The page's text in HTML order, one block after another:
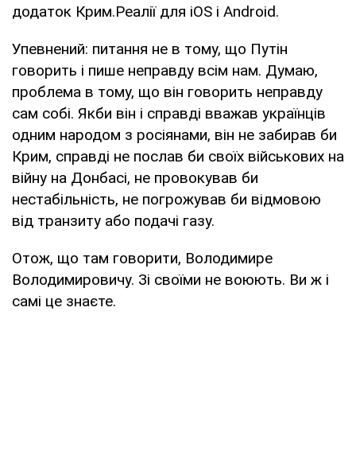
додаток Крим.Реалії для iOS і Android.
Упевнений: питання не в тому, що Путін
говорить і пише неправду всім нам. Думаю,
проблема в тому, що він говорить неправду
сам собі. Якби він і справді вважав українців
одним народом з росіянами, він не забирав би
Крим, справді не послав би своїх військових на
війну на Донбасі, не провокував би
нестабільність, не погрожував би відмовою
від транзиту або подачі газу.
Отож, що там говорити, Володимире
Володимировичу. Зі своїми не воюють. Ви ж і
самі це знаєте.